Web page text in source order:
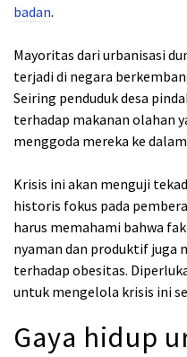
badan.
Mayoritas dari urbanisasi
terjadi di negara
Seiring penduduk desa
terhadap makanan olahan
menggoda mereka ke
Krisis ini akan menguji
historis fokus pada
harus memahami bahwa
nyaman dan produktif juga
terhadap obesitas.
untuk mengelola krisis ini
Gaya hidup